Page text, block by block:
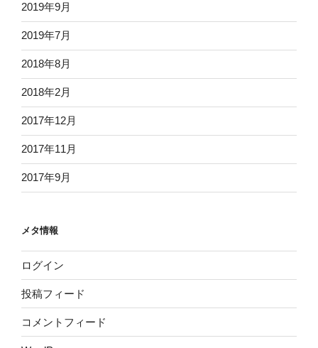
2019年9月
2019年7月
2018年8月
2018年2月
2017年12月
2017年11月
2017年9月
メタ情報
ログイン
投稿フィード
コメントフィード